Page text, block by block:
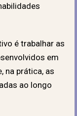
é trabalhar as
em
na prática, as
ao longo